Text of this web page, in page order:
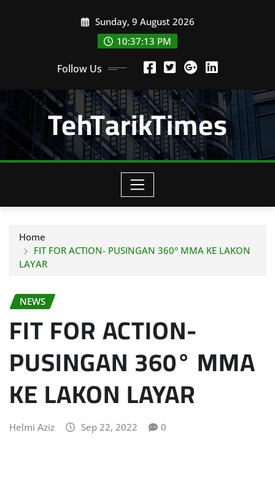
Sunday, 9 August 2026
10:37:14 PM
Follow Us
TehTarikTimes
Home
FIT FOR ACTION- PUSINGAN 360° MMA KE LAKON
LAYAR
NEWS
FIT FOR ACTION-
PUSINGAN 360° MMA
KE LAKON LAYAR
Helmi Aziz Sep 22, 2022 0